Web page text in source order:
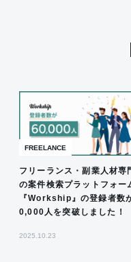
FREELANCE
フリーランス・副業人材専
の案件検索プラットフォー
『Workship』の登録者数
0,000人を突破しました！
2025.10.23